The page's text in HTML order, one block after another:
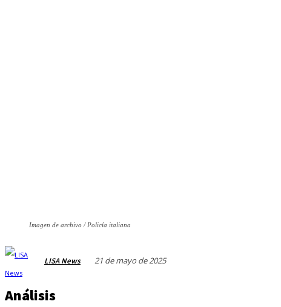
Imagen de archivo / Policía italiana
LISA News 21 de mayo de 2025
Análisis